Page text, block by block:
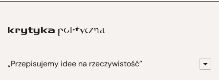
„Przepisujemy idee na rzeczywistość”